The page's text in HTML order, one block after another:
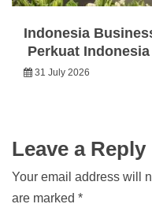
Indonesia
Perkuat
31 July 2026
Leave a Reply
Your email address will
are marked *